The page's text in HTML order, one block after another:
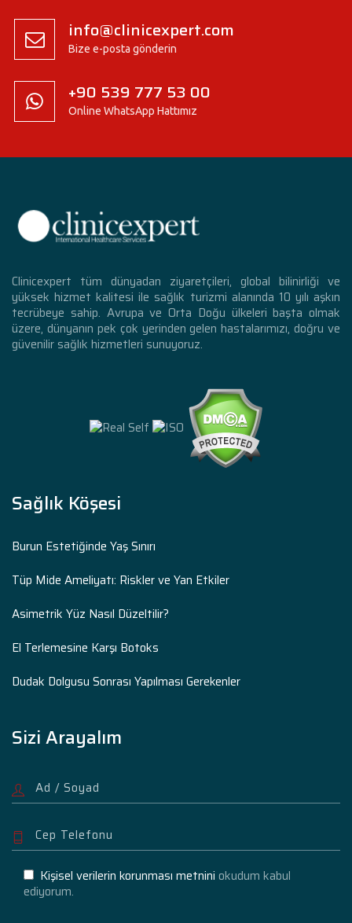
info@clinicexpert.com
Bize e-posta gönderin
+90 539 777 53 00
Online WhatsApp Hattımız
Clinicexpert tüm dünyadan ziyaretçileri, global bilinirliği ve
yüksek hizmet kalitesi ile sağlık turizmi alanında 10 yılı aşkın
tecrübeye sahip. Avrupa ve Orta Doğu ülkeleri başta olmak
üzere, dünyanın pek çok yerinden gelen hastalarımızı, doğru ve
güvenilir sağlık hizmetleri sunuyoruz.
Sağlık Köşesi
Burun Estetiğinde Yaş Sınırı
Tüp Mide Ameliyatı: Riskler ve Yan Etkiler
Asimetrik Yüz Nasıl Düzeltilir?
El Terlemesine Karşı Botoks
Dudak Dolgusu Sonrası Yapılması Gerekenler
Sizi Arayalım
Kişisel verilerin korunması metnini okudum kabul
ediyorum.